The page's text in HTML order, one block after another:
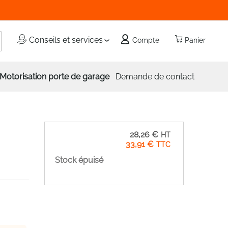
Panier
Conseils et services Compte
Motorisation porte de garage Demande de contact
33,91 €
28,26 €
Stock épuisé